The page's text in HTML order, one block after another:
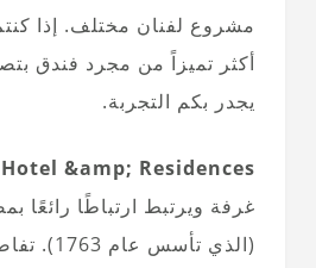
مشروع لفنان مختلف. إذا
أكثر تميزاً من مجرد فندق
يجدر بكم التجربة.
&amp; Residences
غرفة ويرتبط ارتباطًا رائعًا
(الذي